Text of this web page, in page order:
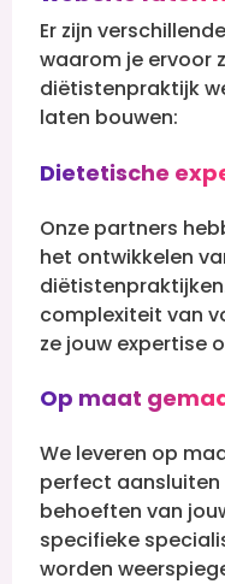
Er zijn
waarom je ervoor
diëtistenpraktijk
laten bouwen:
Dietetische
Onze partners
het ontwikkelen
complexiteit van
ze jouw expertise
Op maat
We leveren op
perfect aansluiten
behoeften van
specifieke
worden